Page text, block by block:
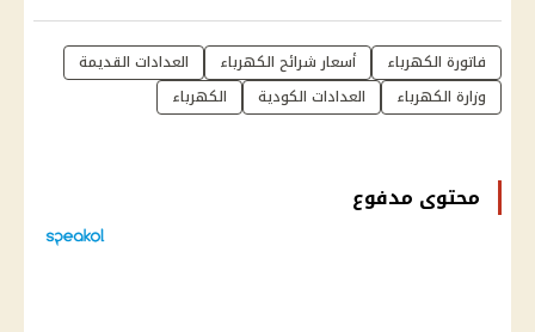
فاتورة الكهرباء أسعار شرائح الكهرباء
العدادات القديمة
وزارة الكهرباء
العدادات الكودية الكهرباء
محتوى مدفوع